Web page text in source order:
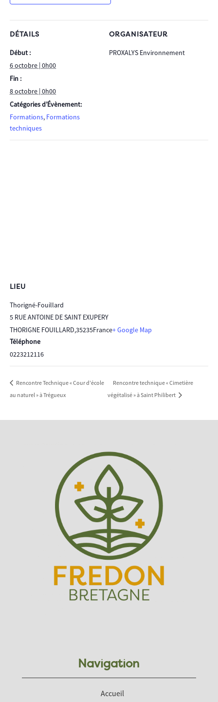
DÉTAILS
Début :
6 octobre | 0h00
Fin :
8 octobre | 0h00
Catégories d’Évènement:
Formations, Formations
techniques
ORGANISATEUR
PROXALYS Environnement
LIEU
Thorigné-Fouillard
5 RUE ANTOINE DE SAINT EXUPERY
THORIGNE FOUILLARD,35235France+ Google Map
Téléphone
0223212116
Rencontre Technique « Cour d’école
au naturel » à Trégueux
Rencontre technique « Cimetière
végétalisé » à Saint Philibert
Navigation
Accueil